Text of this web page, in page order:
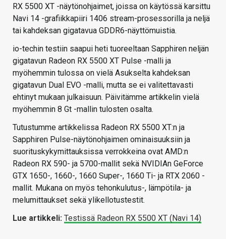
RX 5500 XT -näytönohjaimet, joissa on käytössä karsittu
Navi 14 -grafiikkapiiri 1406 stream-prosessorilla ja neljä
tai kahdeksan gigatavua GDDR6-näyttömuistia.
io-techin testiin saapui heti tuoreeltaan Sapphiren neljän
gigatavun Radeon RX 5500 XT Pulse -malli ja
myöhemmin tulossa on vielä Asukselta kahdeksan
gigatavun Dual EVO -malli, mutta se ei valitettavasti
ehtinyt mukaan julkaisuun. Päivitämme artikkelin vielä
myöhemmin 8 Gt -mallin tulosten osalta.
Tutustumme artikkelissa Radeon RX 5500 XT:n ja
Sapphiren Pulse-näytönohjaimen ominaisuuksiin ja
suorituskykymittauksissa verrokkeina ovat AMD:n
Radeon RX 590- ja 5700-mallit sekä NVIDIAn GeForce
GTX 1650-, 1660-, 1660 Super-, 1660 Ti- ja RTX 2060 -
mallit. Mukana on myös tehonkulutus-, lämpötila- ja
melumittaukset sekä ylikellotustestit.
Lue artikkeli: Testissä Radeon RX 5500 XT (Navi 14)